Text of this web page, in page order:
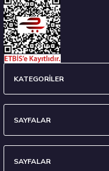
KATEGORİLER
SAYFALAR
SAYFALAR